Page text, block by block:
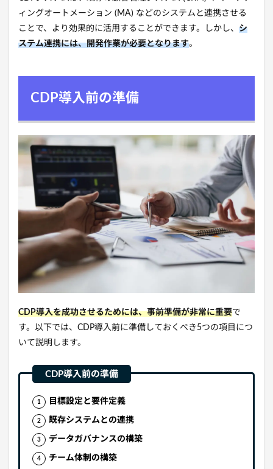
ィングオートメーション (MA) などのシステムと連携させる
ことで、より効果的に活用することができます。しかし、 シ
ステム連携には、開発作業が必要となります。
CDP導入前の準備
CDP導入を成功させるためには、事前準備が非常に重要で
す。以下では、CDP導入前に準備しておくべき5つの項目につ
いて説明します。
目標設定と要件定義
既存システムとの連携
データガバナンスの構築
チーム体制の構築